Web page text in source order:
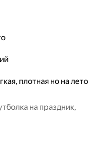
плотная но на лето
на праздник,